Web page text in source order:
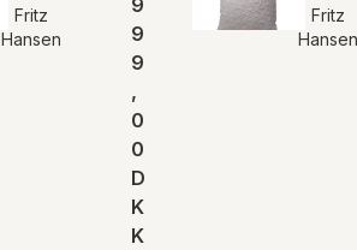
Fritz
Hansen
9
9
9
,
0
0
D
K
K
Fritz
Hansen